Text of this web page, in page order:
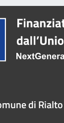
di Rialto